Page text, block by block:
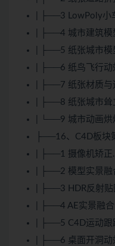
| ├──3 LowPoly小
| ├──4 城市建筑
| ├──5 纸张城市
| ├──6 纸鸟飞行
| ├──7 纸张材质
| ├──8 纸张城市
| └──9 城市动画
├──16、C4D板块
| ├──1 摄像机矫
| ├──2 模型实景
| ├──3 HDR反射
| ├──4 AE实景融
| ├──5 C4D运动
| ├──6 桌面开洞